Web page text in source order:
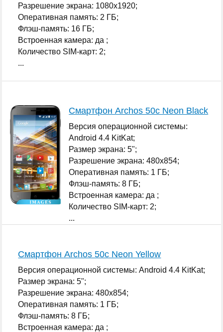
Разрешение экрана: 1080x1920;
Оперативная память: 2 ГБ;
Флэш-память: 16 ГБ;
Встроенная камера: да ;
Количество SIM-карт: 2;
...
Смартфон Archos 50c Neon Black
Версия операционной системы:
Android 4.4 KitKat;
Размер экрана: 5";
Разрешение экрана: 480x854;
Оперативная память: 1 ГБ;
Флэш-память: 8 ГБ;
Встроенная камера: да ;
Количество SIM-карт: 2;
...
Смартфон Archos 50c Neon Yellow
Версия операционной системы: Android 4.4 KitKat;
Размер экрана: 5";
Разрешение экрана: 480x854;
Оперативная память: 1 ГБ;
Флэш-память: 8 ГБ;
Встроенная камера: да ;